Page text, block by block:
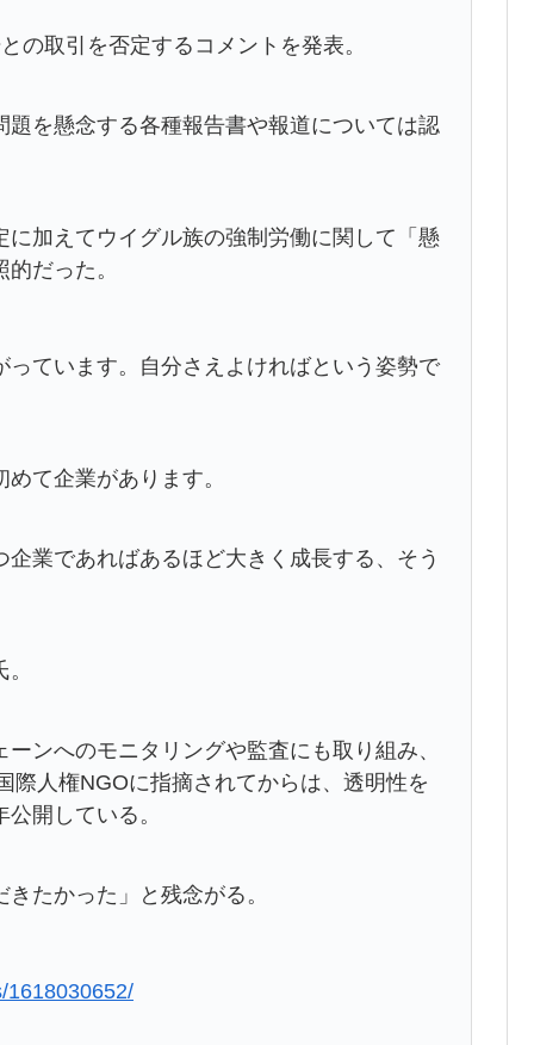
の取引を否定するコメントを発表。
を懸念する各種報告書や報道については認
加えてウイグル族の強制労働に関して「懸
だった。
ています。自分さえよければという姿勢で
て企業があります。
業であればあるほど大きく成長する、そう
ンへのモニタリングや監査にも取り組み、
際人権NGOに指摘されてからは、透明性を
開している。
たかった」と残念がる。
1618030652/